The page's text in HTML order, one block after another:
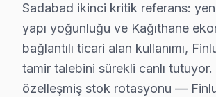
Kağıthane Finlux Servis
Kağıthane'de aniden arızalanan
Kağıthane'de yerinde servis
• Kağıthane'de aynı gün servis
Sadabad ikinci kritik referans:
yapı yoğunluğu ve Kağıthane
bağlantılı ticari alan kullanımı,
tamir talebini sürekli canlı
özelleşmiş stok rotasyonu —